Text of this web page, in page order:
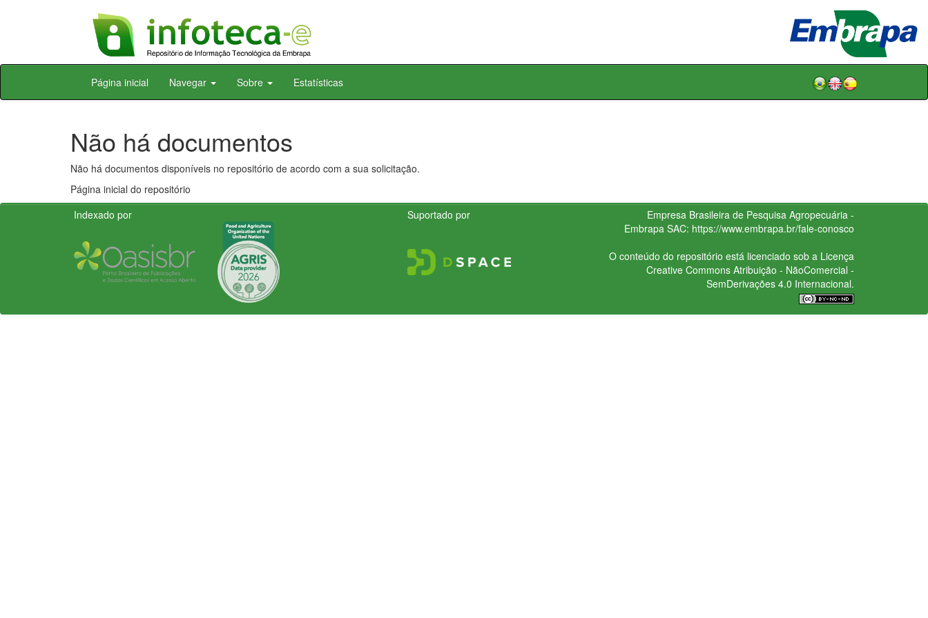
Skip
Página inicial Navegar Sobre Estatísticas
Não há documentos
Não há documentos disponíveis no repositório de acordo com a sua solicitação.
Página inicial do repositório
Indexado por
Suportado por
Empresa Brasileira de Pesquisa Agropecuária -
Embrapa SAC: https://www.embrapa.br/fale-conosco
O conteúdo do repositório está licenciado sob a Licença
Creative CommonsAtribuição - NãoComercial -
SemDerivações 4.0 Internacional.